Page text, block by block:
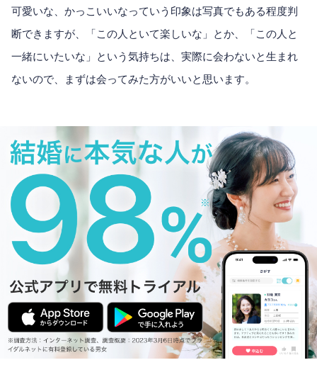
可愛いな、かっこいいなっていう印象は写真でもある程度判
断できますが、「この人といて楽しいな」とか、「この人と
一緒にいたいな」という気持ちは、実際に会わないと生まれ
ないので、まずは会ってみた方がいいと思います。